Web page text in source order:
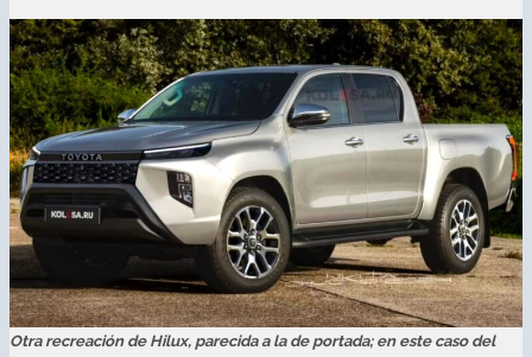
Otra recreación de Hilux, parecida a la de portada; en este caso del